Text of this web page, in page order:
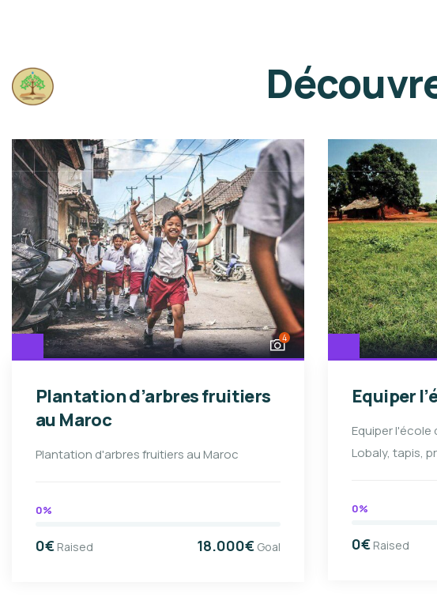
4
Plantation d’arbres fruitiers
au Maroc
Plantation d'arbres fruitiers au Maroc
0%
0€ Raised 18.000€ Goal
Equiper
Equiper l'école
Lobaly, tapis,
0%
0€ Raised